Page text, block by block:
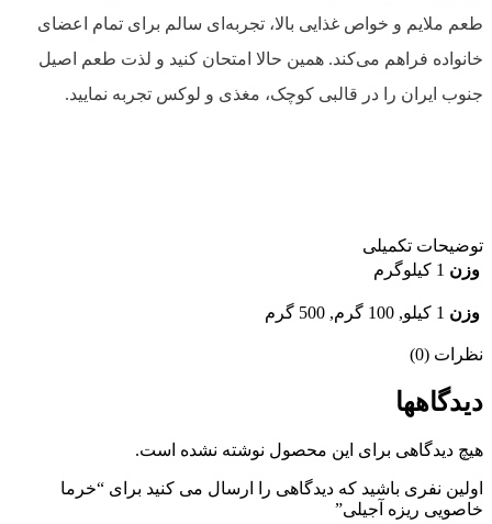
طعم ملایم و خواص غذایی بالا، تجربه‌ای سالم برای تمام اعضای
خانواده فراهم می‌کند. همین حالا امتحان کنید و لذت طعم اصیل
جنوب ایران را در قالبی کوچک، مغذی و لوکس تجربه نمایید.
توضیحات تکمیلی
وزن 1 کیلوگرم
وزن 1 کیلو, 100 گرم, 500 گرم
نظرات (0)
دیدگاهها
هیچ دیدگاهی برای این محصول نوشته نشده است.
اولین نفری باشید که دیدگاهی را ارسال می کنید برای “خرما
خاصویی ریزه آجیلی”